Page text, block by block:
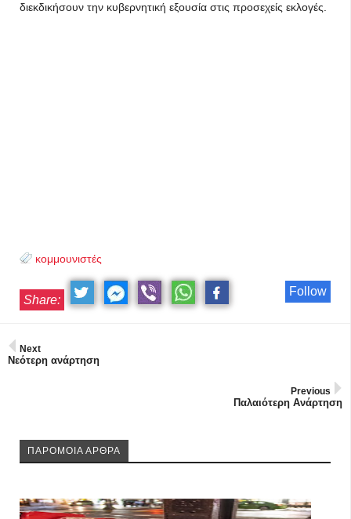
διεκδικήσουν την κυβερνητική εξουσία στις προσεχείς εκλογές.
κομμουνιστές
Follow
Share:
Next
Νεότερη ανάρτηση
Previous
Παλαιότερη Ανάρτηση
ΠΑΡΟΜΟΙΑ ΑΡΘΡΑ